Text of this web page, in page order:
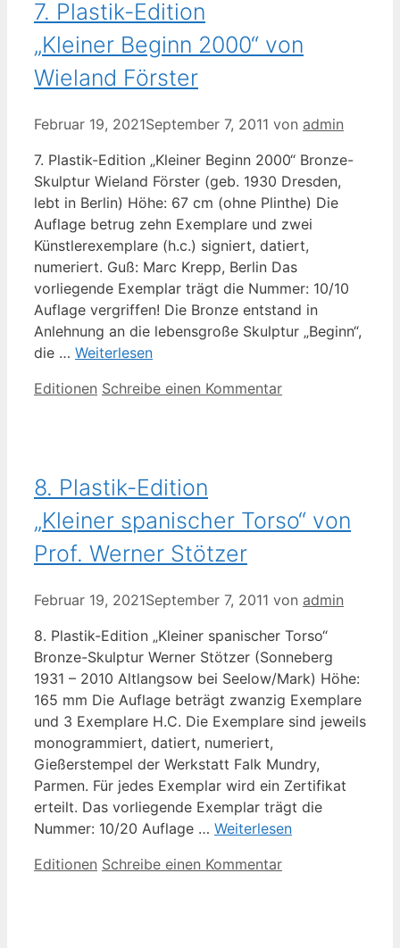
7. Plastik-Edition
„Kleiner Beginn 2000“ von
Wieland Förster
Februar 19, 2021September 7, 2011 von admin
7. Plastik-Edition „Kleiner Beginn 2000“ Bronze-
Skulptur Wieland Förster (geb. 1930 Dresden,
lebt in Berlin) Höhe: 67 cm (ohne Plinthe) Die
Auflage betrug zehn Exemplare und zwei
Künstlerexemplare (h.c.) signiert, datiert,
numeriert. Guß: Marc Krepp, Berlin Das
vorliegende Exemplar trägt die Nummer: 10/10
Auflage vergriffen! Die Bronze entstand in
Anlehnung an die lebensgroße Skulptur „Beginn“,
die … Weiterlesen
Kategorien
Editionen Schreibe einen Kommentar
8. Plastik-Edition
„Kleiner spanischer Torso“ von
Prof. Werner Stötzer
Februar 19, 2021September 7, 2011 von admin
8. Plastik-Edition „Kleiner spanischer Torso“
Bronze-Skulptur Werner Stötzer (Sonneberg
1931 – 2010 Altlangsow bei Seelow/Mark) Höhe:
165 mm Die Auflage beträgt zwanzig Exemplare
und 3 Exemplare H.C. Die Exemplare sind jeweils
monogrammiert, datiert, numeriert,
Gießerstempel der Werkstatt Falk Mundry,
Parmen. Für jedes Exemplar wird ein Zertifikat
erteilt. Das vorliegende Exemplar trägt die
Nummer: 10/20 Auflage … Weiterlesen
Kategorien
Editionen Schreibe einen Kommentar